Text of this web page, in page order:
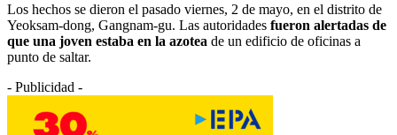
Los hechos se dieron el pasado viernes, 2 de mayo, en el distrito de
Yeoksam-dong, Gangnam-gu. Las autoridades fueron alertadas de
que una joven estaba en la azotea de un edificio de oficinas a
punto de saltar.
- Publicidad -